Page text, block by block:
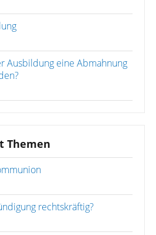
Ausbildung eine Abmahnung
Themen
rechtskräftig?